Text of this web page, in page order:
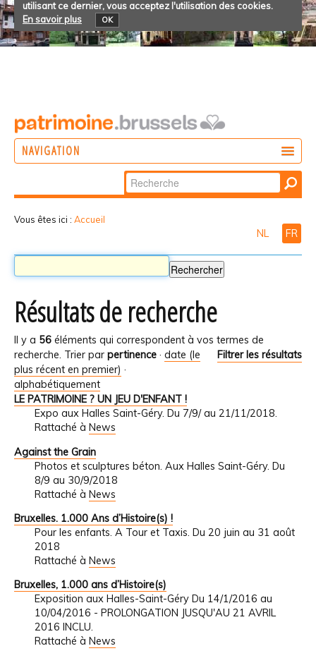
utilisant ce dernier, vous acceptez l'utilisation des cookies.
En savoir plus
OK
NAVIGATION
Chercher par
Recherche
Vous êtes ici : Accueil
NL FR
Résultats de recherche
Il y a 56 éléments qui correspondent à vos termes de
recherche.
Filtrer les résultats
Trier par pertinence · date (le
plus récent en premier) ·
alphabétiquement
LE PATRIMOINE ? UN JEU D'ENFANT !
Expo aux Halles Saint-Géry. Du 7/9/ au 21/11/2018.
Rattaché à News
Against the Grain
Photos et sculptures béton. Aux Halles Saint-Géry. Du
8/9 au 30/9/2018
Rattaché à News
Bruxelles. 1.000 Ans d’Histoire(s) !
Pour les enfants. A Tour et Taxis. Du 20 juin au 31 août
2018
Rattaché à News
Bruxelles, 1.000 ans d’Histoire(s)
Exposition aux Halles-Saint-Géry Du 14/1/2016 au
10/04/2016 - PROLONGATION JUSQU'AU 21 AVRIL
2016 INCLU.
Rattaché à News